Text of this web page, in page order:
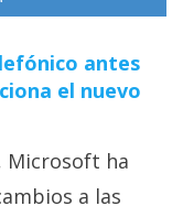
antes
el nuevo
Microsoft ha
a las